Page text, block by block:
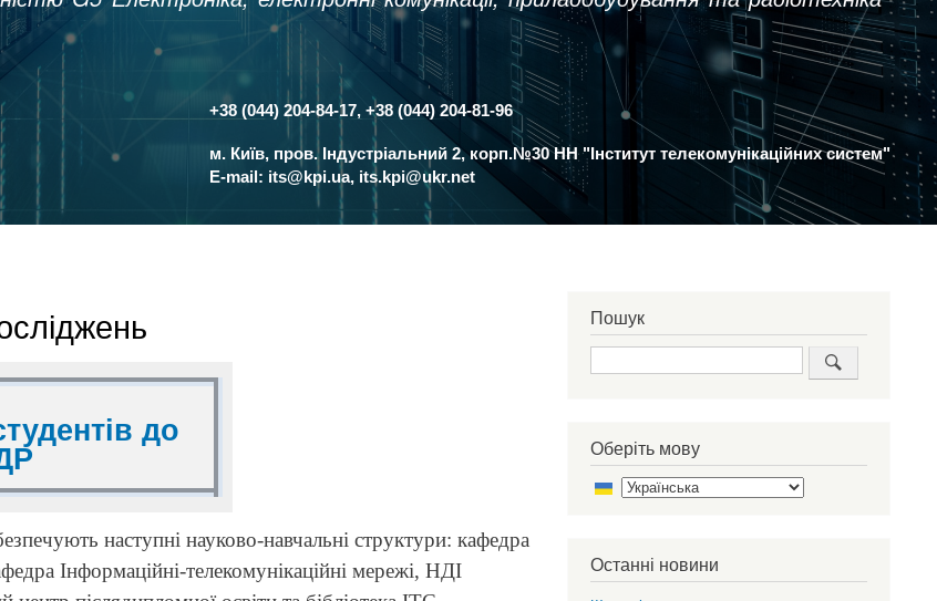
+38 (044) 204-84-17, +38 (044) 204-81-96
м. Київ, пров. Індустріальний 2, корп.№30 НН "Інститут телекомунікаційних систем"
E-mail: its@kpi.ua, its.kpi@ukr.net
до
наступні науково-навчальні структури: кафедра
Інформаційні-телекомунікаційні мережі, НДІ
Пошук
Оберіть мову
Останні новини